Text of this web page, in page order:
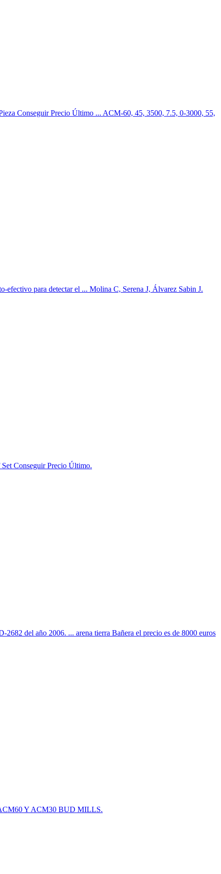
Conseguir Precio Último ... ACM-60, 45, 3500, 7.5, 0-3000, 55,
para detectar el ... Molina C, Serena J, Álvarez Sabin J.
Conseguir Precio Último.
del año 2006. ... arena tierra Bañera el precio es de 8000 euros
Y ACM30 BUD MILLS.